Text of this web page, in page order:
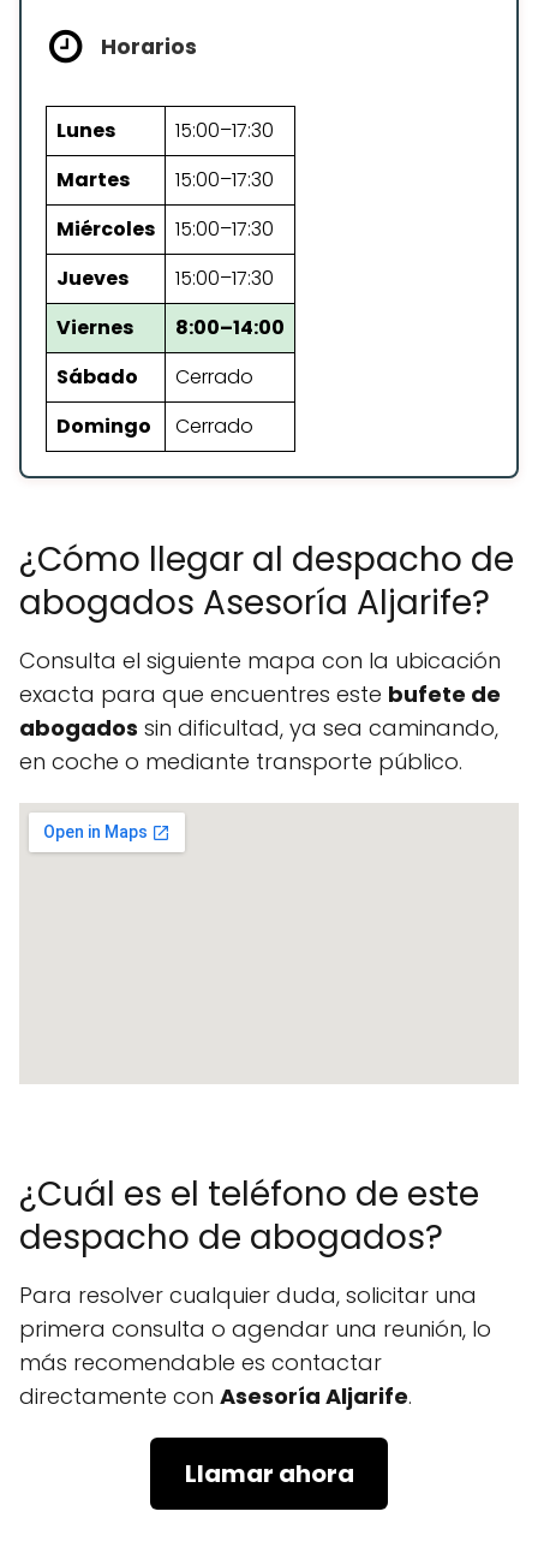
Horarios
Lunes
15:00–17:30
Martes
15:00–17:30
Miércoles
15:00–17:30
Jueves
15:00–17:30
Viernes
8:00–14:00
Sábado
Cerrado
Domingo
Cerrado
¿Cómo llegar al despacho de
abogados Asesoría Aljarife?
Consulta el siguiente mapa con la ubicación
exacta para que encuentres este bufete de
abogados sin dificultad, ya sea caminando,
en coche o mediante transporte público.
¿Cuál es el teléfono de este
despacho de abogados?
Para resolver cualquier duda, solicitar una
primera consulta o agendar una reunión, lo
más recomendable es contactar
directamente con Asesoría Aljarife.
Llamar ahora